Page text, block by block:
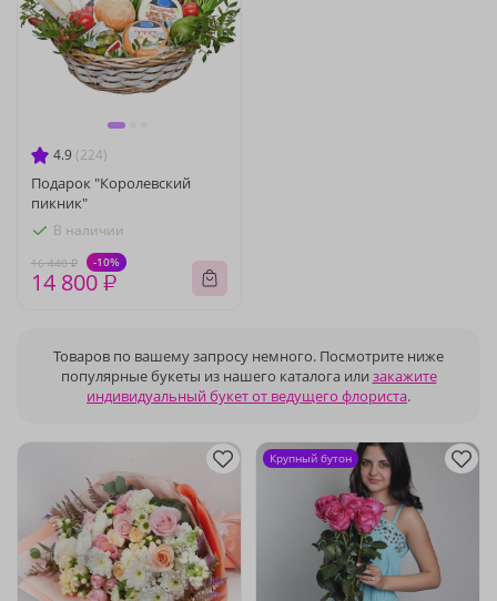
4.9 (224)
Подарок "Королевский
пикник"
В наличии
16 440 ₽ -10%
14 800 ₽
Товаров по вашему запросу немного. Посмотрите ниже
популярные букеты из нашего каталога или закажите
индивидуальный букет от ведущего флориста.
Крупный бутон